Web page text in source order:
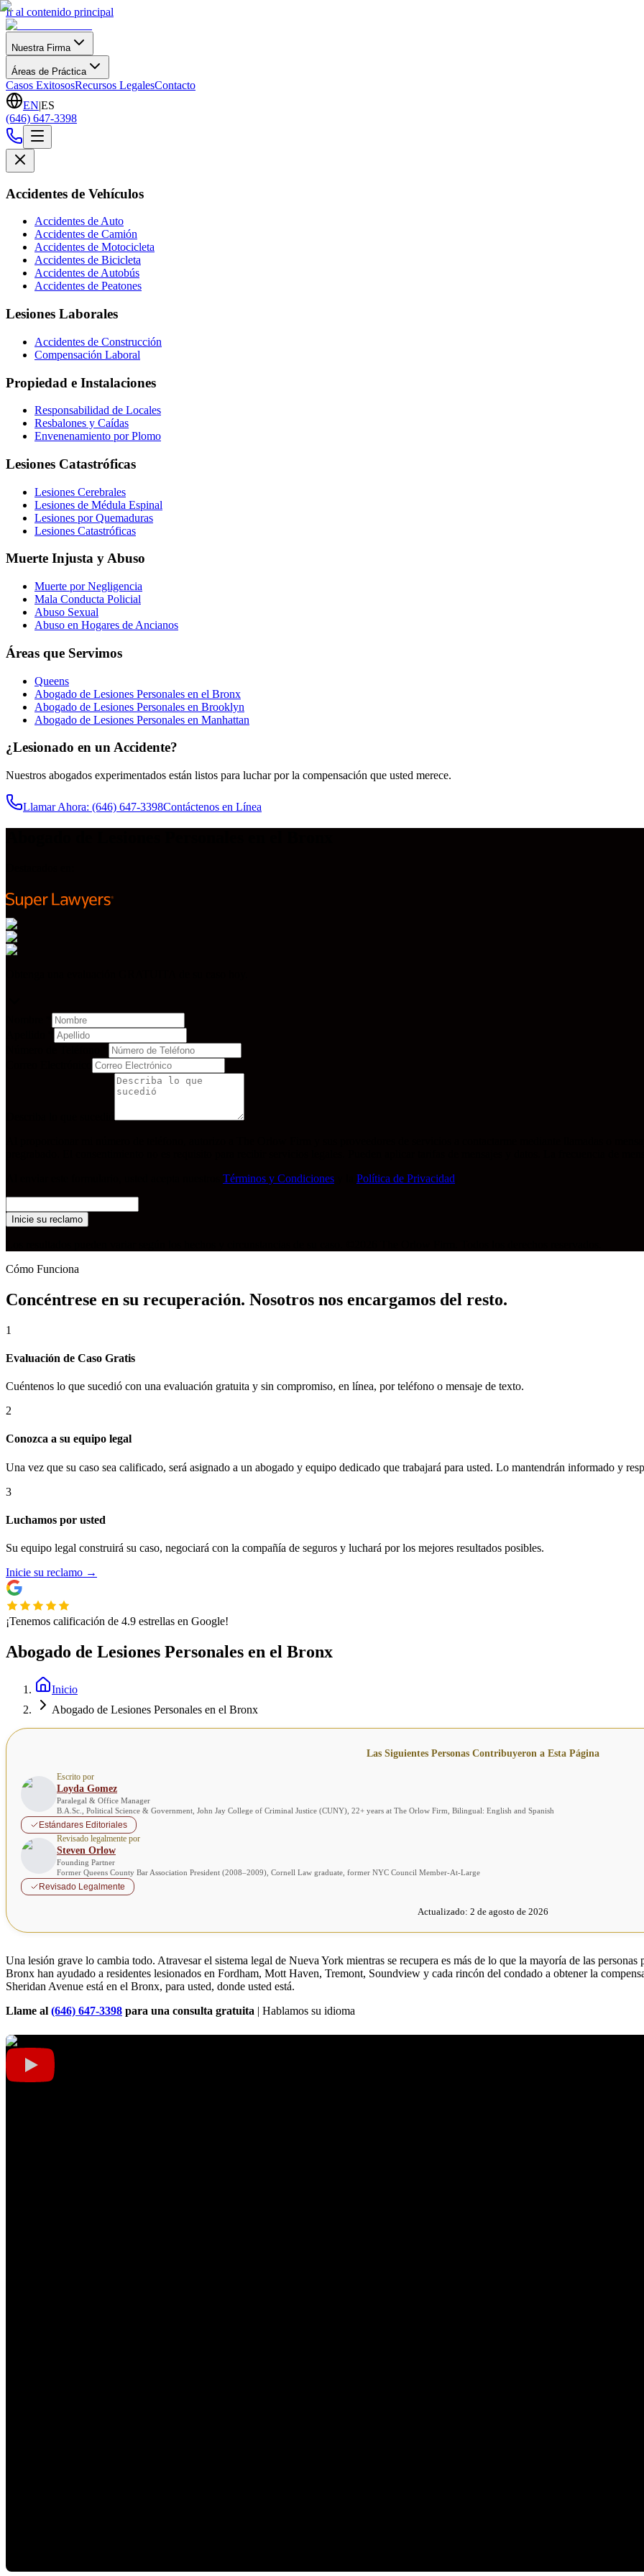
Ir al contenido principal
Nuestra Firma
Áreas de Práctica
Casos ExitososRecursos LegalesContacto
EN|ES
(646) 647-3398
Accidentes de Vehículos
Accidentes de Auto
Accidentes de Camión
Accidentes de Motocicleta
Accidentes de Bicicleta
Accidentes de Autobús
Accidentes de Peatones
Lesiones Laborales
Accidentes de Construcción
Compensación Laboral
Propiedad e Instalaciones
Responsabilidad de Locales
Resbalones y Caídas
Envenenamiento por Plomo
Lesiones Catastróficas
Lesiones Cerebrales
Lesiones de Médula Espinal
Lesiones por Quemaduras
Lesiones Catastróficas
Muerte Injusta y Abuso
Muerte por Negligencia
Mala Conducta Policial
Abuso Sexual
Abuso en Hogares de Ancianos
Áreas que Servimos
Queens
Abogado de Lesiones Personales en el Bronx
Abogado de Lesiones Personales en Brooklyn
Abogado de Lesiones Personales en Manhattan
¿Lesionado en un Accidente?
Nuestros abogados experimentados están listos para luchar por la compensación que usted merece.
Llamar Ahora: (646) 647-3398Contáctenos en Línea
Términos y Condiciones Política de Privacidad
Inicie su reclamo
Cómo Funciona
Concéntrese en su recuperación. Nosotros nos encargamos del resto.
1
Evaluación de Caso Gratis
Cuéntenos lo que sucedió con una evaluación gratuita y sin compromiso, en línea, por teléfono o mensaje de texto.
2
Conozca a su equipo legal
Una vez que su caso sea calificado, será asignado a un abogado y equipo dedicado que trabajará para usted. Lo mantendrán informado y
3
Luchamos por usted
Su equipo legal construirá su caso, negociará con la compañía de seguros y luchará por los mejores resultados posibles.
Inicie su reclamo →
¡Tenemos calificación de 4.9 estrellas en Google!
Abogado de Lesiones Personales en el Bronx
Inicio
Abogado de Lesiones Personales en el Bronx
Las Siguientes Personas Contribuyeron a Esta Página
Escrito por
Loyda Gomez
Paralegal & Office Manager
B.A.Sc., Political Science & Government, John Jay College of Criminal Justice (CUNY), 22+ years at The Orlow Firm, Bilingual: English and Spanish
Estándares Editoriales
Revisado legalmente por
Steven Orlow
Founding Partner
Former Queens County Bar Association President (2008–2009), Cornell Law graduate, former NYC Council Member-At-Large
Revisado Legalmente
Actualizado: 2 de agosto de 2026
Una lesión grave lo cambia todo. Atravesar el sistema legal de Nueva York mientras se recupera es más de lo que la mayoría de las personas
Bronx han ayudado a residentes lesionados en Fordham, Mott Haven, Tremont, Soundview y cada rincón del condado a obtener la
Sheridan Avenue está en el Bronx, para usted, donde usted está.
Llame al (646) 647-3398 para una consulta gratuita | Hablamos su idioma